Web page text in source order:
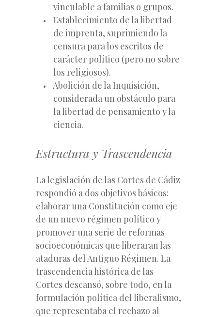
vinculable a familias o grupos.
Establecimiento de la libertad
de imprenta, suprimiendo la
censura para los escritos de
carácter político (pero no sobre
los religiosos).
Abolición de la Inquisición,
considerada un obstáculo para
la libertad de pensamiento y la
ciencia.
Estructura y Trascendencia
La legislación de las Cortes de Cádiz
respondió a dos objetivos básicos:
elaborar una Constitución como eje
de un nuevo régimen político y
promover una serie de reformas
socioeconómicas que liberaran las
ataduras del Antiguo Régimen. La
trascendencia histórica de las
Cortes descansó, sobre todo, en la
formulación política del liberalismo,
que representaba el rechazo al